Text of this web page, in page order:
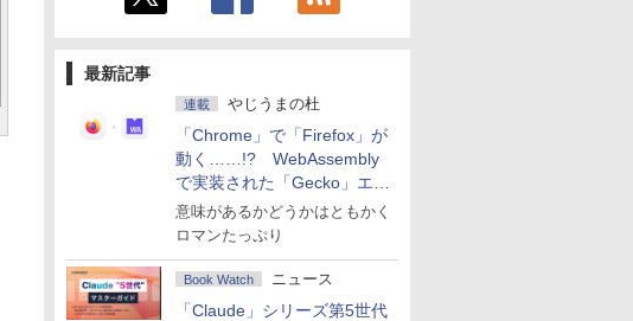
最新記事
連載 やじうまの杜
「Chrome」で「Firefox」が
動く……!? WebAssembly
で実装された「Gecko」エン
ジン
意味があるかどうかはともかく
ロマンたっぷり
Book Watch ニュース
「Claude」シリーズ第5世代